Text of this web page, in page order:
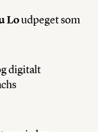
Loudpeget som
digitalt